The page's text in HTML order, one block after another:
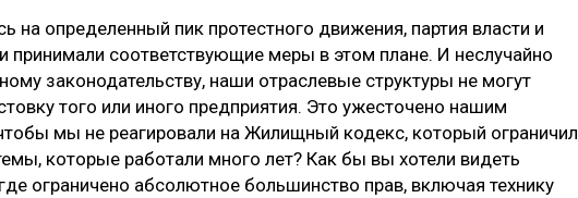
на определенный пик протестного движения, партия власти и
принимали соответствующие меры в этом плане. И неслучайно
законодательству, наши отраслевые структуры не могут
того или иного предприятия. Это ужесточено нашим
мы не реагировали на Жилищный кодекс, который ограничил
которые работали много лет? Как бы вы хотели видеть
ограничено абсолютное большинство прав, включая технику